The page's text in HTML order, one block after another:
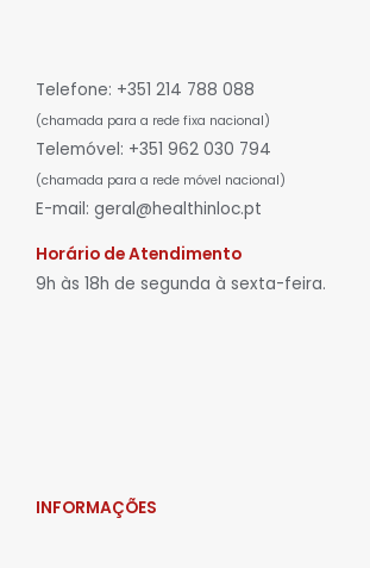
Telefone: +351 214 788 088
(chamada para a rede fixa nacional)
Telemóvel: +351 962 030 794
(chamada para a rede móvel nacional)
E-mail: geral@healthinloc.pt
Horário de Atendimento
9h às 18h de segunda à sexta-feira.
INFORMAÇÕES